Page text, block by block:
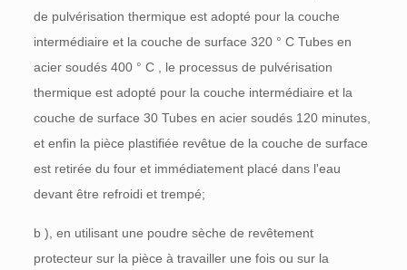
de pulvérisation thermique est adopté pour la couche
intermédiaire et la couche de surface 320 ° C Tubes en
acier soudés 400 ° C , le processus de pulvérisation
thermique est adopté pour la couche intermédiaire et la
couche de surface 30 Tubes en acier soudés 120 minutes,
et enfin la pièce plastifiée revêtue de la couche de surface
est retirée du four et immédiatement placé dans l'eau
devant être refroidi et trempé;
b ), en utilisant une poudre sèche de revêtement
protecteur sur la pièce à travailler une fois ou sur la